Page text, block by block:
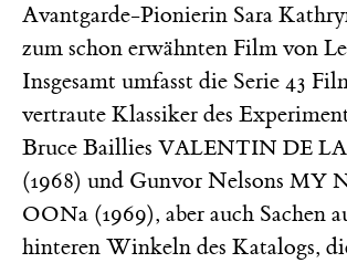
Avantgarde-Pionierin Sara
zum schon erwähnten Film von
Insgesamt umfasst die Serie 43
vertraute Klassiker des
Bruce Baillies VALENTIN DE
(1968) und Gunvor Nelsons MY
OONa (1969), aber auch Sachen
hinteren Winkeln des Katalogs,